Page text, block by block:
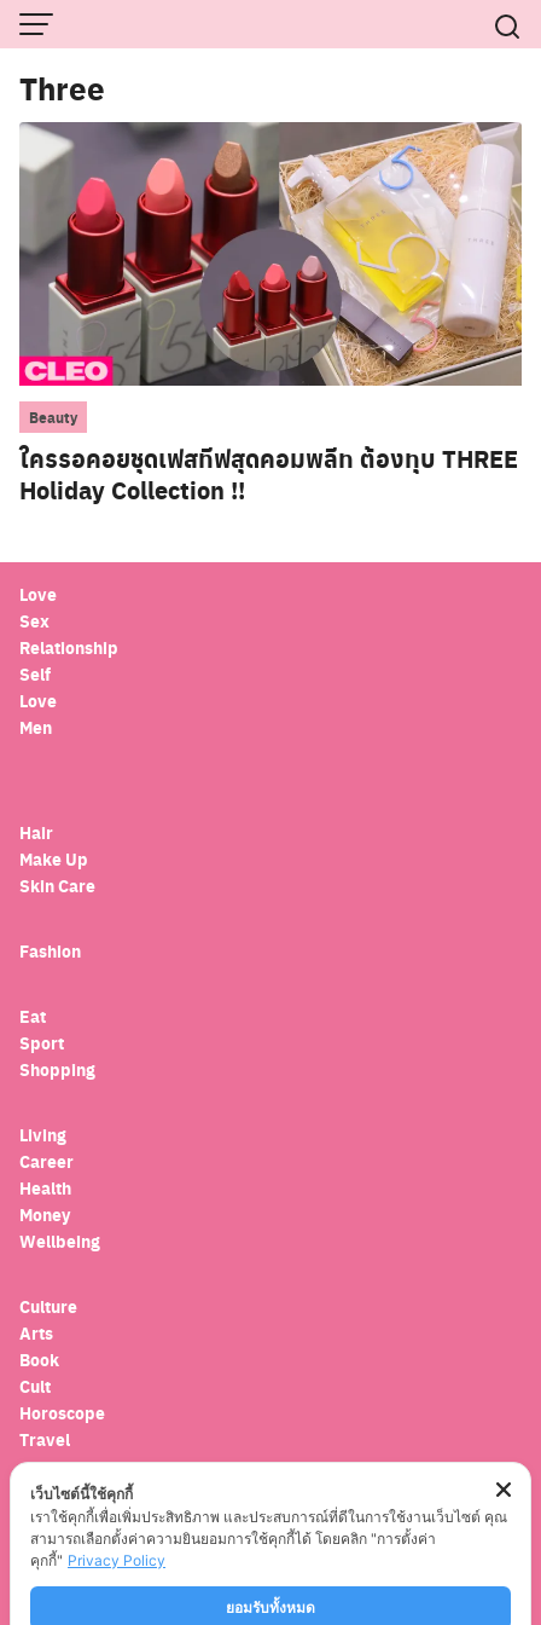
Skip
to
content
Search
for:
Three
Beauty
ใครรอคอยชุดเฟสทีฟสุดคอมพลีท ต้องทุบ THREE
Holiday Collection !!
Love
Sex
Relationship
Self
Love
Men
Hair
Make Up
Skin Care
Fashion
Eat
Sport
Shopping
Living
Career
Health
Money
Wellbeing
Culture
Arts
Book
Cult
Horoscope
Travel
Entertainment
Celebrity
Movies
Musics
เว็บไซต์นี้ใช้คุกกี้
เราใช้คุกกี้เพื่อเพิ่มประสิทธิภาพ และประสบการณ์ที่ดีในการใช้งานเว็บไซต์ คุณ
สามารถเลือกตั้งค่าความยินยอมการใช้คุกกี้ได้ โดยคลิก "การตั้งค่า
คุกกี้" Privacy Policy
ยอมรับทั้งหมด